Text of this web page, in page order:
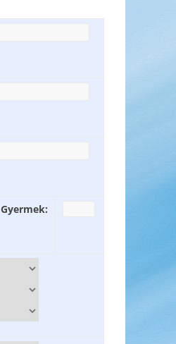
Gyermek: